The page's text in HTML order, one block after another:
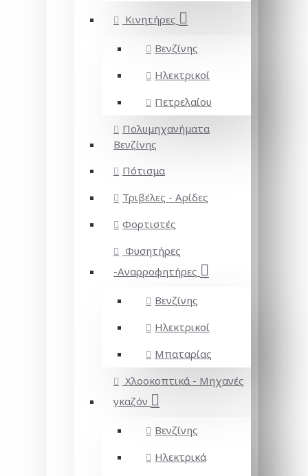
Κινητήρες
Βενζίνης
Ηλεκτρικοί
Πετρελαίου
Πολυμηχανήματα
Βενζίνης
Πότισμα
Τριβέλες - Αρίδες
Φορτιστές
Φυσητήρες
-Αναρροφητήρες
Βενζίνης
Ηλεκτρικοί
Μπαταρίας
Χλοοκοπτικά - Μηχανές
γκαζόν
Βενζίνης
Ηλεκτρικά